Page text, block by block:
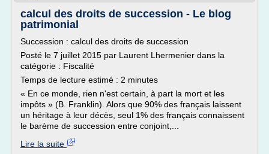
calcul des droits de succession - Le blog
patrimonial
Succession : calcul des droits de succession
Posté le 7 juillet 2015 par Laurent Lhermenier dans la
catégorie : Fiscalité
Temps de lecture estimé : 2 minutes
« En ce monde, rien n'est certain, à part la mort et les
impôts » (B. Franklin). Alors que 90% des français laissent
un héritage à leur décès, seul 1% des français connaissent
le barème de succession entre conjoint,...
Lire la suite